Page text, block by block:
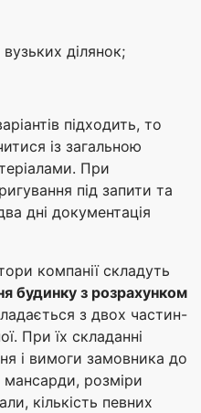
ділянок;
підходить, то
із загальною
При
під запити та
дні документація
компанії складуть
будинку з розрахунком
з двох частин-
При їх складанні
і вимоги замовника до
мансарди, розміри
кількість певних